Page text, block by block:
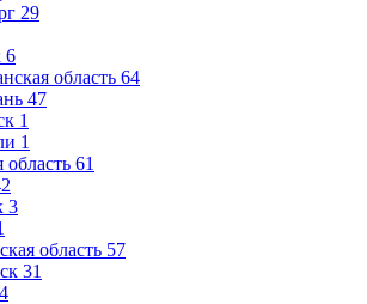
29
6
область 64
47
1
1
область 61
3
область 57
31
4